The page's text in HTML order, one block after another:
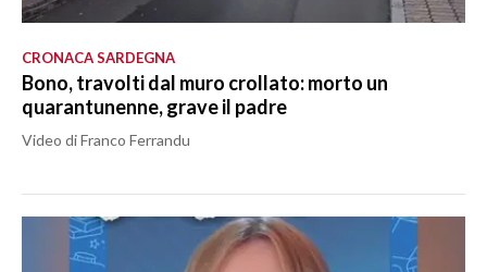
CRONACA SARDEGNA
Bono, travolti dal muro crollato: morto un
quarantunenne, grave il padre
Video di Franco Ferrandu